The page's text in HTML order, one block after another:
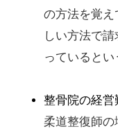
の方法を覚
しい方法で
っているとい
整骨院の経営
柔道整復師